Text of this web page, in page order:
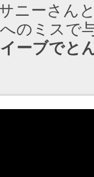
ニーさん
のミスで
ーブでと